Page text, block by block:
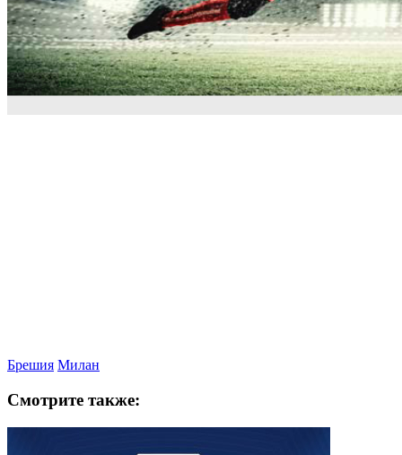
Брешия Милан
Смотрите также: